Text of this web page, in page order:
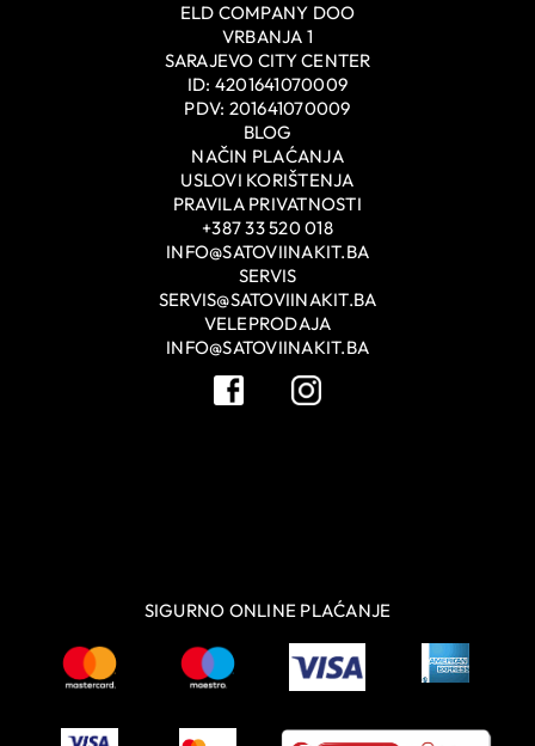
ELD COMPANY DOO
VRBANJA 1
SARAJEVO CITY CENTER
ID: 4201641070009
PDV: 201641070009
BLOG
NAČIN PLAĆANJA
USLOVI KORIŠTENJA
PRAVILA PRIVATNOSTI
+387 33 520 018
INFO@SATOVIINAKIT.BA
SERVIS
SERVIS@SATOVIINAKIT.BA
VELEPRODAJA
INFO@SATOVIINAKIT.BA
SIGURNO ONLINE PLAĆANJE